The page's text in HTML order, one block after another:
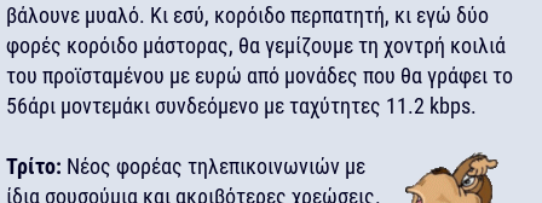
βάλουνε μυαλό. Κι εσύ, κορόιδο περπατητή, κι εγώ δύο
φορές κορόιδο μάστορας, θα γεμίζουμε τη χοντρή κοιλιά
του προϊσταμένου με ευρώ από μονάδες που θα γράφει το
56άρι μοντεμάκι συνδεόμενο με ταχύτητες 11.2 kbps.
Τρίτο: Νέος φορέας τηλεπικοινωνιών με
ίδια σουσούμια και ακριβότερες χρεώσεις.